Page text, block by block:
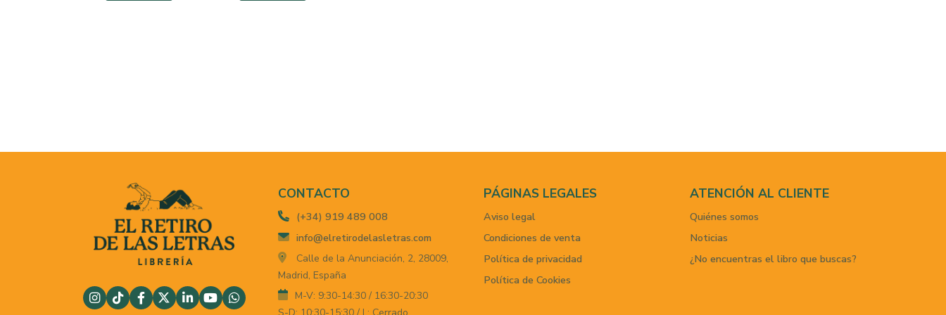
CONTACTO
(+34) 919 489 008
info@elretirodelasletras.com
Calle de la Anunciación, 2, 28009,
Madrid, España
M-V: 9:30-14:30 / 16:30-20:30
PÁGINAS LEGALES
Aviso legal
Condiciones de venta
Política de privacidad
Política de Cookies
ATENCIÓN AL CLIENTE
Quiénes somos
Noticias
¿No encuentras el libro que buscas?